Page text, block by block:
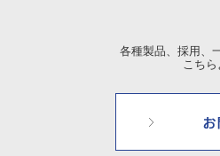
各種製品、採用、
こちら